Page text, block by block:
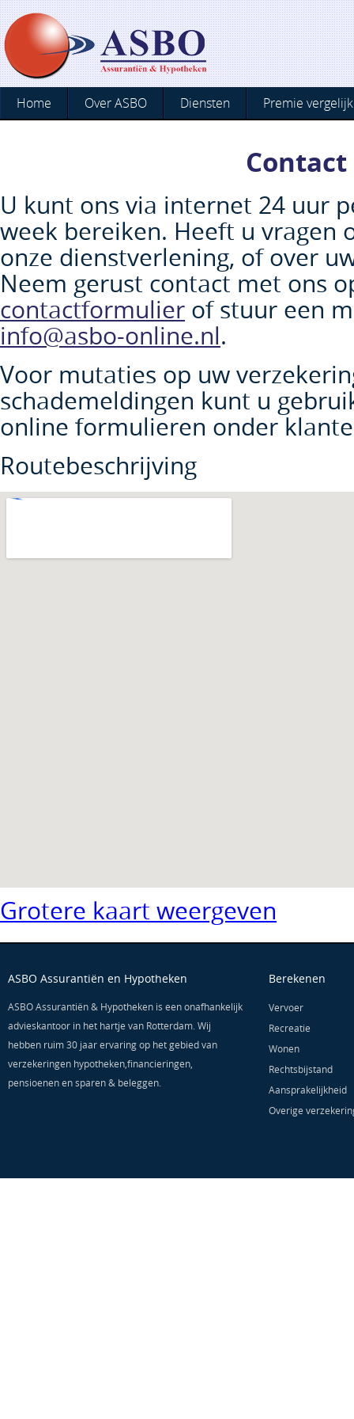
Home Over ASBO Diensten Premie
Contact
U kunt ons via internet 24 uur
week bereiken. Heeft u vragen
onze dienstverlening, of over
Neem gerust contact met ons
contactformulier of stuur een
info@asbo-online.nl.
Voor mutaties op uw
schademeldingen kunt u
online formulieren onder
Routebeschrijving
Grotere kaart weergeven
ASBO Assurantiën en Hypotheken
ASBO Assurantiën & Hypotheken is een onafhankelijk
advieskantoor in het hartje van Rotterdam. Wij
hebben ruim 30 jaar ervaring op het gebied van
verzekeringen hypotheken,financieringen,
pensioenen en sparen & beleggen.
Berekenen
Vervoer
Recreatie
Wonen
Rechtsbijstand
Aansprakelijkheid
Overige